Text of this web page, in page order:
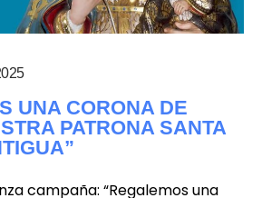
UNA CORONA DE
PATRONA SANTA
campaña: “Regalemos una